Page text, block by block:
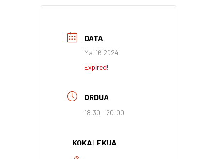
DATA
Mai 16 2024
Expired!
ORDUA
18:30 - 20:00
KOKALEKUA